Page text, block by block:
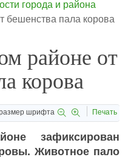
города и района
бешенства пала корова
районе от
корова
шрифта Печать
зафиксирован
Животное пало